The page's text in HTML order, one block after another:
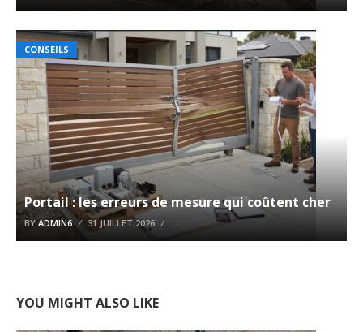
CONSEILS
Portail : les erreurs de mesure qui coûtent cher
BY ADMIN6 31 JUILLET 2026
YOU MIGHT ALSO LIKE